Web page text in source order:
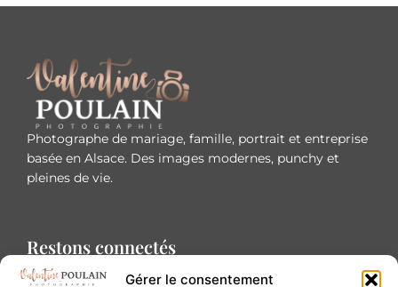
Gérer le consentement
Photographe de mariage, famille, portrait et entreprise
basée en Alsace. Des images modernes, punchy et
pleines de vie.
Restons connectés